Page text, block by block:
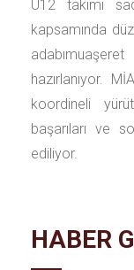
U12 takımı
kapsamında
hazırlanıyor.
koordineli
başarıları ve
ediliyor.
HABER